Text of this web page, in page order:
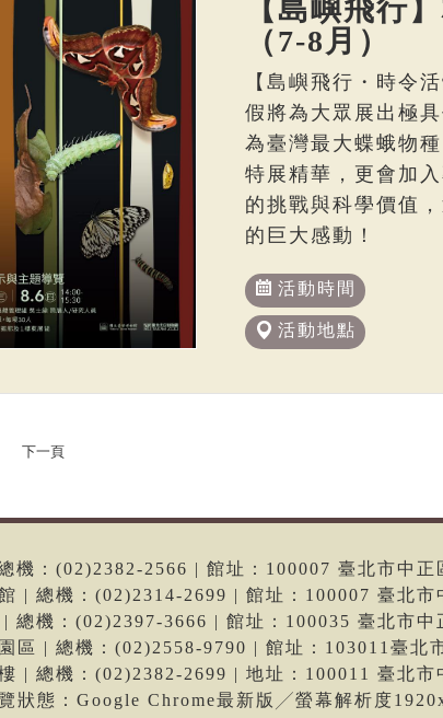
【島嶼飛行
（7-8月）
【島嶼飛行・時令
假將為大眾展出極
為臺灣最大蝶蛾物
特展精華，更會加
的挑戰與科學價值
的巨大感動！
活動時間
活動地點
下一頁
機：(02)2382-2566 | 館址：100007 臺北市中
| 總機：(02)2314-2699 | 館址：100007 臺北
總機：(02)2397-3666 | 館址：100035 臺北市中
區 | 總機：(02)2558-9790 | 館址：103011臺北
| 總機：(02)2382-2699 | 地址：100011 臺北市
狀態：Google Chrome最新版╱螢幕解析度